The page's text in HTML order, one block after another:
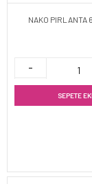
NAKO PIRLANTA
SEPETE